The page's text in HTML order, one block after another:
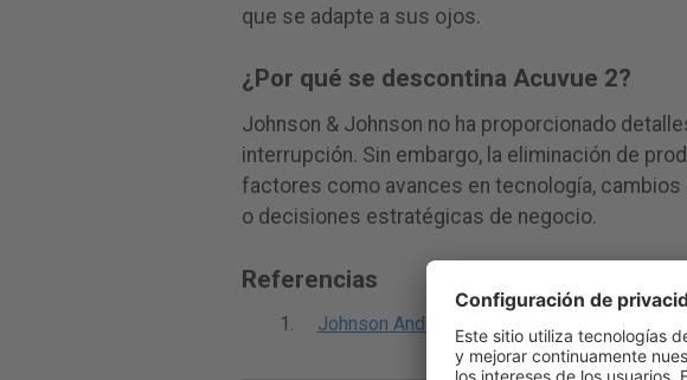
que se adapte a sus ojos.
¿Por qué se descontina Acuvue 2?
Johnson & Johnson no ha proporcionado
interrupción. Sin embargo, la eliminación de
factores como avances en tecnología, cambios
o decisiones estratégicas de negocio.
Referencias
Johnson And Johnson, Discontinued Products